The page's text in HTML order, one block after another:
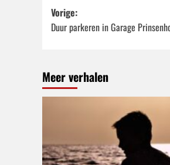
Bericht
navigatie
Vorige:
Duur parkeren in Garage
Meer verhalen